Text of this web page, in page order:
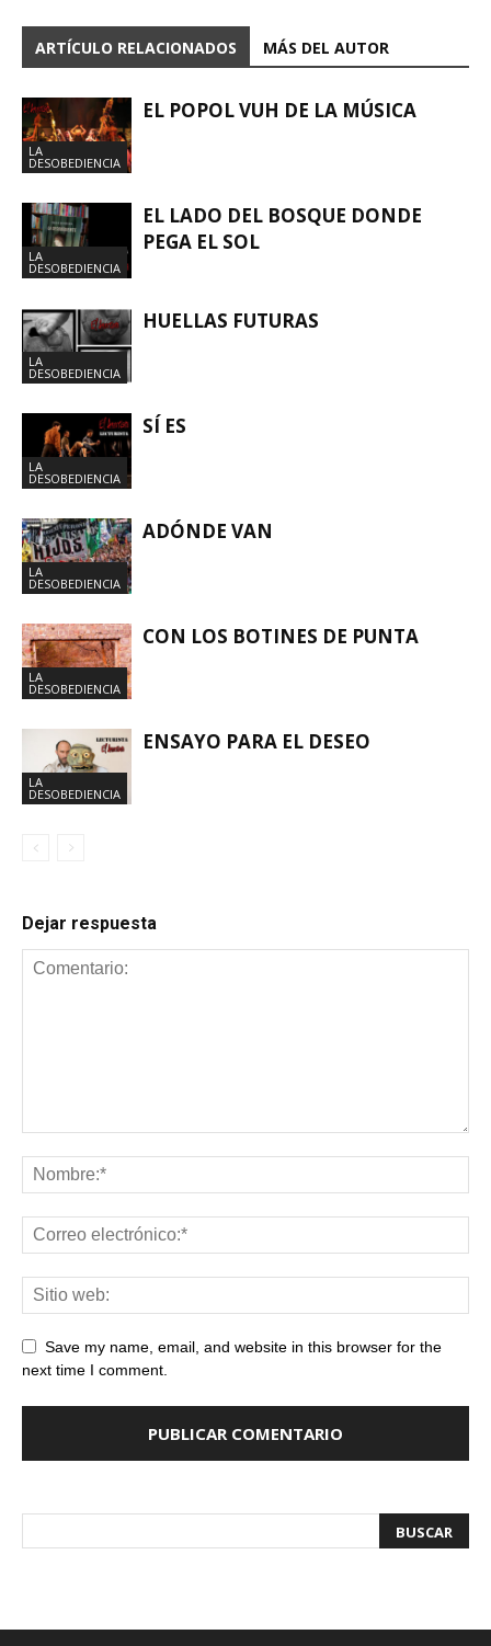
ARTÍCULO RELACIONADOS MÁS DEL AUTOR
LA
DESOBEDIENCIA
EL POPOL VUH DE LA MÚSICA
LA
DESOBEDIENCIA
EL LADO DEL BOSQUE DONDE
PEGA EL SOL
LA
DESOBEDIENCIA
HUELLAS FUTURAS
LA
DESOBEDIENCIA
SÍ ES
LA
DESOBEDIENCIA
ADÓNDE VAN
LA
DESOBEDIENCIA
CON LOS BOTINES DE PUNTA
LA
DESOBEDIENCIA
ENSAYO PARA EL DESEO
Dejar respuesta
Save my name, email, and website in this browser for the
next time I comment.